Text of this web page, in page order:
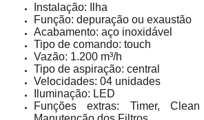
Instalação: Ilha
Função: depuração ou exaustão
Acabamento: aço inoxidável
Tipo de comando: touch
Vazão: 1.200 m³/h
Tipo de aspiração: central
Velocidades: 04 unidades
Iluminação: LED
Funções extras: Timer,